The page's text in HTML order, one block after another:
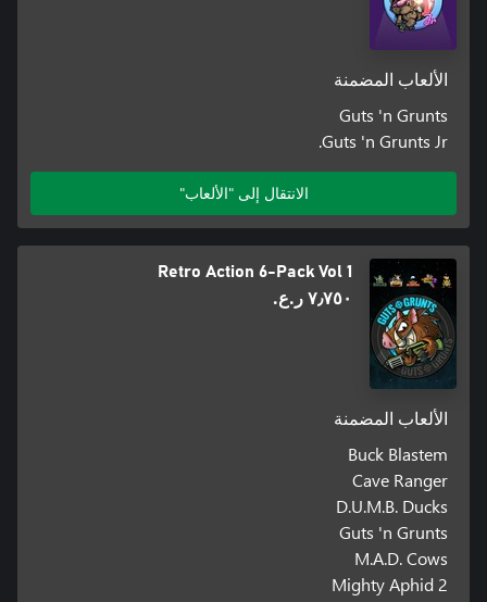
الألعاب المضمنة
Guts 'n Grunts
Guts 'n Grunts Jr.
الانتقال إلى "الألعاب"
Retro Action 6-Pack Vol 1
٧٫٧٥٠ ر.ع.‏
الألعاب المضمنة
Buck Blastem
Cave Ranger
D.U.M.B. Ducks
Guts 'n Grunts
M.A.D. Cows
Mighty Aphid 2